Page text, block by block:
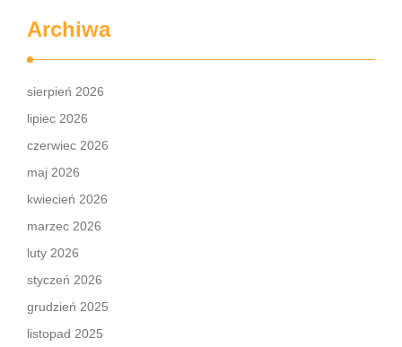
Archiwa
sierpień 2026
lipiec 2026
czerwiec 2026
maj 2026
kwiecień 2026
marzec 2026
luty 2026
styczeń 2026
grudzień 2025
listopad 2025